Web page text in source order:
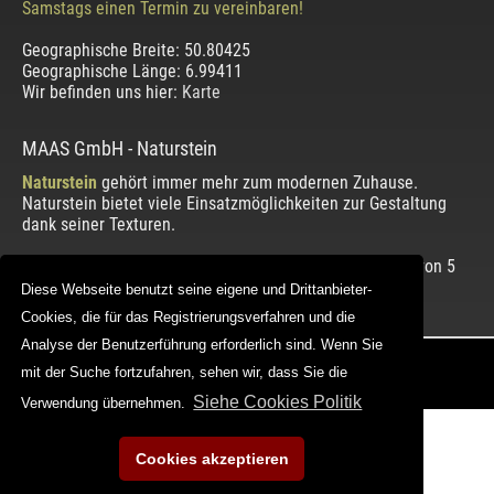
Diese Webseite benutzt seine eigene und Drittanbieter-
Cookies, die für das Registrierungsverfahren und die
Analyse der Benutzerführung erforderlich sind. Wenn Sie
mit der Suche fortzufahren, sehen wir, dass Sie die
Verwendung übernehmen. Siehe Cookies Politik
Cookies akzeptieren
Samstags einen Termin zu vereinbaren!
Geographische Breite: 50.80425
Geographische Länge: 6.99411
Wir befinden uns hier: Karte
MAAS GmbH - Naturstein
Naturstein gehört immer mehr zum modernen Zuhause.
Naturstein bietet viele Einsatzmöglichkeiten zur Gestaltung
dank seiner Texturen.
Die Bewertung unserer Kunden mit einem Durchschnitt von 5
von 5 Punkten.
Copyright © 2012 - 2026 |
Web Design |MAAG-Projekt